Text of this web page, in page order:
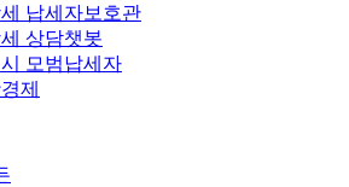
납세자보호관
상담챗봇
모범납세자
제